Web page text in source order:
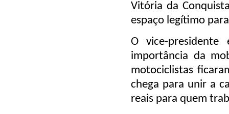
Vitória da
espaço legítimo
O vice-
importância da
motociclistas
chega para unir a
reais para quem